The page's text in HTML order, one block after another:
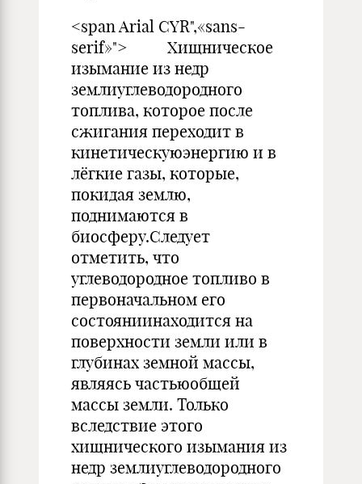
<span Arial CYR",«sans-
serif»"> Хищническое
изымание из недр
землиуглеводородного
топлива, которое после
сжигания переходит в
кинетическуюэнергию и в
лёгкие газы, которые,
покидая землю,
поднимаются в
биосферу.Следует
отметить, что
углеводородное топливо в
первоначальном его
состояниинаходится на
поверхности земли или в
глубинах земной массы,
являясь частьюобщей
массы земли. Только
вследствие этого
хищнического изымания из
недр землиуглеводородного